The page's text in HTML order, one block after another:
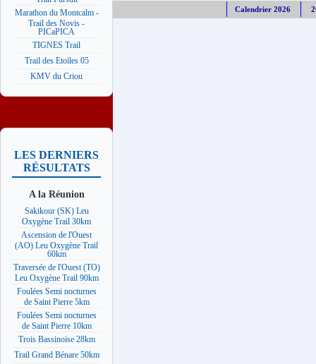
Marathon du Montcalm -
Trail des Novis -
PICaPICA
TIGNES Trail
Trail des Etoiles 05
KMV du Criou
LES DERNIERS
RÉSULTATS
A la Réunion
Sakikour (SK) Leu
Oxygène Trail 30km
Ascension de l'Ouest
(AO) Leu Oxygène Trail
60km
Traversée de l'Ouest (TO)
Leu Oxygène Trail 90km
Foulées Semi nocturnes
de Saint Pierre 5km
Foulées Semi nocturnes
de Saint Pierre 10km
Trois Bassinoise 28km
Trail Grand Bénare 50km
Calendrier 2026